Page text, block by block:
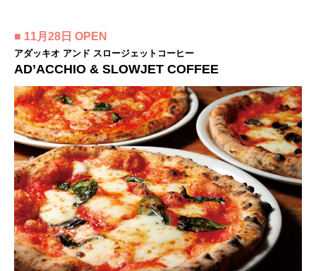
■ 11月28日 OPEN
アダッキオ アンド スロージェットコーヒー
AD’ACCHIO & SLOWJET COFFEE